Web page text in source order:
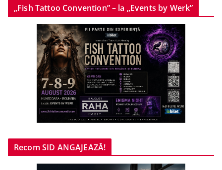
„Fish Tattoo Convention” – la „Events by Werk”
Recom SID ANGAJEAZĂ!